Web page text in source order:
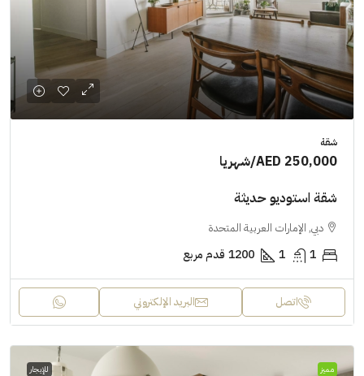
شقة
AED 250,000/شهريا
شقة استوديو حديثة
دبي, الإمارات العربية المتحدة
1
1
1200 قدم مربع
اتصل البريد الإلكتروني
مميز للإيجار